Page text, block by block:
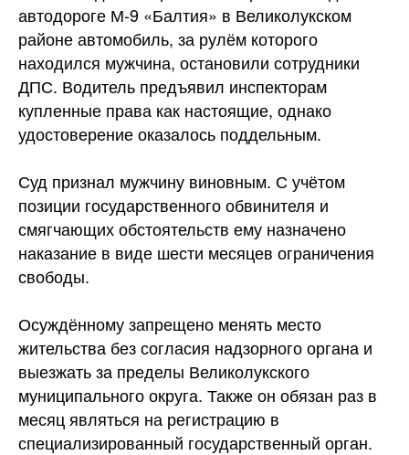
автодороге М-9 «Балтия» в Великолукском
районе автомобиль, за рулём которого
находился мужчина, остановили сотрудники
ДПС. Водитель предъявил инспекторам
купленные права как настоящие, однако
удостоверение оказалось поддельным.
Суд признал мужчину виновным. С учётом
позиции государственного обвинителя и
смягчающих обстоятельств ему назначено
наказание в виде шести месяцев ограничения
свободы.
Осуждённому запрещено менять место
жительства без согласия надзорного органа и
выезжать за пределы Великолукского
муниципального округа. Также он обязан раз в
месяц являться на регистрацию в
специализированный государственный орган.